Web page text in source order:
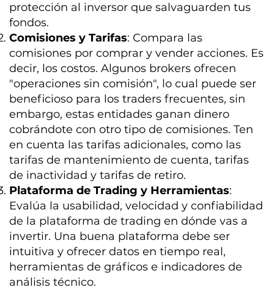
protección al inversor que salvaguarden tus
fondos.
Comisiones y Tarifas: Compara las
comisiones por comprar y vender acciones. Es
decir, los costos. Algunos brokers ofrecen
"operaciones sin comisión", lo cual puede ser
beneficioso para los traders frecuentes, sin
embargo, estas entidades ganan dinero
cobrándote con otro tipo de comisiones. Ten
en cuenta las tarifas adicionales, como las
tarifas de mantenimiento de cuenta, tarifas
de inactividad y tarifas de retiro.
Plataforma de Trading y Herramientas:
Evalúa la usabilidad, velocidad y confiabilidad
de la plataforma de trading en dónde vas a
invertir. Una buena plataforma debe ser
intuitiva y ofrecer datos en tiempo real,
herramientas de gráficos e indicadores de
análisis técnico.